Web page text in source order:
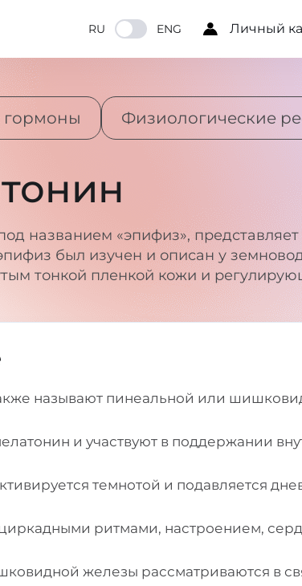
RU ENG Личный
гормоны Физиологические
названием «эпифиз»,
был изучен и описан у
тонкой пленкой кожи и
называют пинеальной или
и участвуют в поддержании
темнотой и подавляется
циркадными ритмами, настроением,
железы рассматриваются в